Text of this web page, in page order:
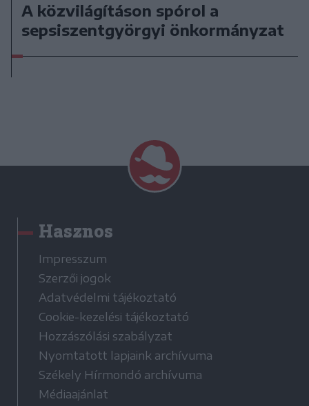
A közvilágításon spórol a
sepsiszentgyörgyi önkormányzat
Hasznos
Impresszum
Szerzői jogok
Adatvédelmi tájékoztató
Cookie-kezelési tájékoztató
Hozzászólási szabályzat
Nyomtatott lapjaink archívuma
Székely Hírmondó archívuma
Médiaajánlat